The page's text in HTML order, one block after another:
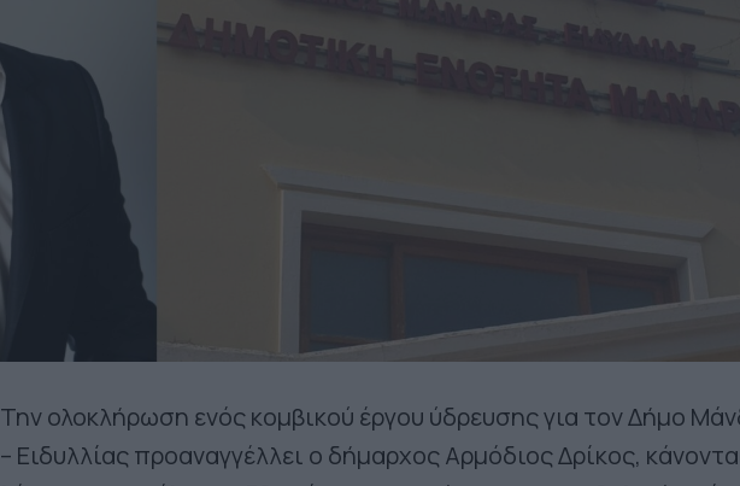
Την ολοκλήρωση ενός κομβικού έργου ύδρευσης για τον Δήμο
– Ειδυλλίας προαναγγέλλει ο δήμαρχος Αρμόδιος Δρίκος,